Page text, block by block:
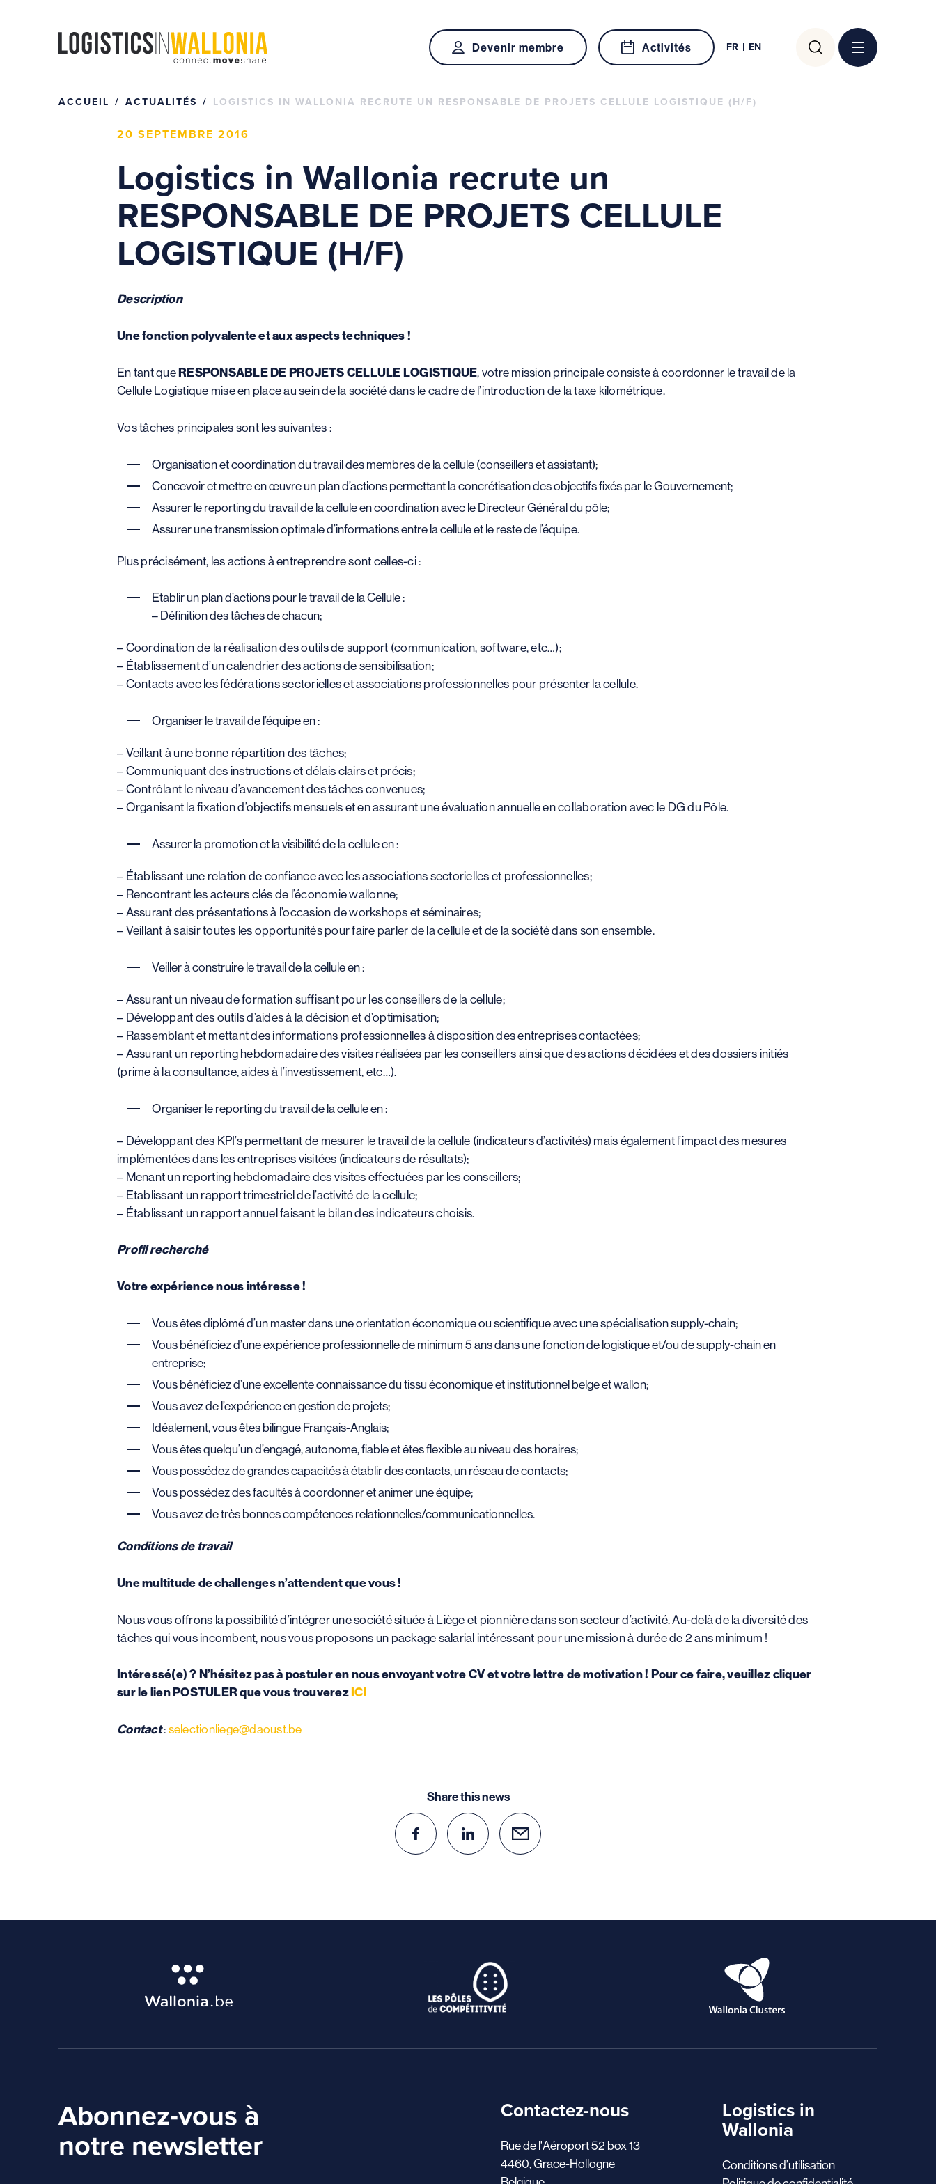
Devenir membre Activités FR EN
Rechercher :
ACCUEIL ACTUALITÉS LOGISTICS IN WALLONIA RECRUTE UN RESPONSABLE DE PROJETS CELLULE LOGISTIQUE (H/F)
20 SEPTEMBRE 2016
Logistics in Wallonia recrute un
RESPONSABLE DE PROJETS CELLULE
LOGISTIQUE (H/F)
Description
Une fonction polyvalente et aux aspects techniques !
En tant queRESPONSABLE DE PROJETS CELLULE LOGISTIQUE, votre mission principale consiste à coordonner le travail de la
Cellule Logistique mise en place au sein de la société dans le cadre de l’introduction de la taxe kilométrique.
Vos tâches principales sont les suivantes :
Organisation et coordination du travail des membres de la cellule (conseillers et assistant);
Concevoir et mettre en œuvre un plan d’actions permettant la concrétisation des objectifs fixés par le Gouvernement;
Assurer le reporting du travail de la cellule en coordination avec le Directeur Général du pôle;
Assurer une transmission optimale d’informations entre la cellule et le reste de l’équipe.
Plus précisément, les actions à entreprendre sont celles-ci :
Etablir un plan d’actions pour le travail de la Cellule :
– Définition des tâches de chacun;
– Coordination de la réalisation des outils de support (communication, software, etc…);
– Établissement d’un calendrier des actions de sensibilisation;
– Contacts avec les fédérations sectorielles et associations professionnelles pour présenter la cellule.
Organiser le travail de l’équipe en :
– Veillant à une bonne répartition des tâches;
– Communiquant des instructions et délais clairs et précis;
– Contrôlant le niveau d’avancement des tâches convenues;
– Organisant la fixation d’objectifs mensuels et en assurant une évaluation annuelle en collaboration avec le DG du Pôle.
Assurer la promotion et la visibilité de la cellule en :
– Établissant une relation de confiance avec les associations sectorielles et professionnelles;
– Rencontrant les acteurs clés de l’économie wallonne;
– Assurant des présentations à l’occasion de workshops et séminaires;
– Veillant à saisir toutes les opportunités pour faire parler de la cellule et de la société dans son ensemble.
Veiller à construire le travail de la cellule en :
– Assurant un niveau de formation suffisant pour les conseillers de la cellule;
– Développant des outils d’aides à la décision et d’optimisation;
– Rassemblant et mettant des informations professionnelles à disposition des entreprises contactées;
– Assurant un reporting hebdomadaire des visites réalisées par les conseillers ainsi que des actions décidées et des dossiers initiés
(prime à la consultance, aides à l’investissement, etc…).
Organiser le reporting du travail de la cellule en :
– Développant des KPI’s permettant de mesurer le travail de la cellule (indicateurs d’activités) mais également l’impact des mesures
implémentées dans les entreprises visitées (indicateurs de résultats);
– Menant un reporting hebdomadaire des visites effectuées par les conseillers;
– Etablissant un rapport trimestriel de l’activité de la cellule;
– Établissant un rapport annuel faisant le bilan des indicateurs choisis.
Profil recherché
Votre expérience nous intéresse !
Vous êtes diplômé d’un master dans une orientation économique ou scientifique avec une spécialisation supply-chain;
Vous bénéficiez d’une expérience professionnelle de minimum 5 ans dans une fonction de logistique et/ou de supply-chain en
entreprise;
Vous bénéficiez d’une excellente connaissance du tissu économique et institutionnel belge et wallon;
Vous avez de l’expérience en gestion de projets;
Idéalement, vous êtes bilingue Français-Anglais;
Vous êtes quelqu’un d’engagé, autonome, fiable et êtes flexible au niveau des horaires;
Vous possédez de grandes capacités à établir des contacts, un réseau de contacts;
Vous possédez des facultés à coordonner et animer une équipe;
Vous avez de très bonnes compétences relationnelles/communicationnelles.
Conditions de travail
Une multitude de challenges n’attendent que vous !
Nous vous offrons la possibilité d’intégrer une société située à Liège et pionnière dans son secteur d’activité. Au-delà de la diversité des
tâches qui vous incombent, nous vous proposons un package salarial intéressant pour une mission à durée de 2 ans minimum !
Intéressé(e) ? N’hésitez pas à postuler en nous envoyant votre CV et votre lettre de motivation ! Pour ce faire, veuillez cliquer
sur le lien POSTULER que vous trouverezICI
Contact:selectionliege@daoust.be
Share this news
Abonnez-vous à
notre newsletter
Contactez-nous
Rue de l'Aéroport 52 box 13
4460, Grace-Hollogne
Logistics in
Wallonia
Conditions d’utilisation